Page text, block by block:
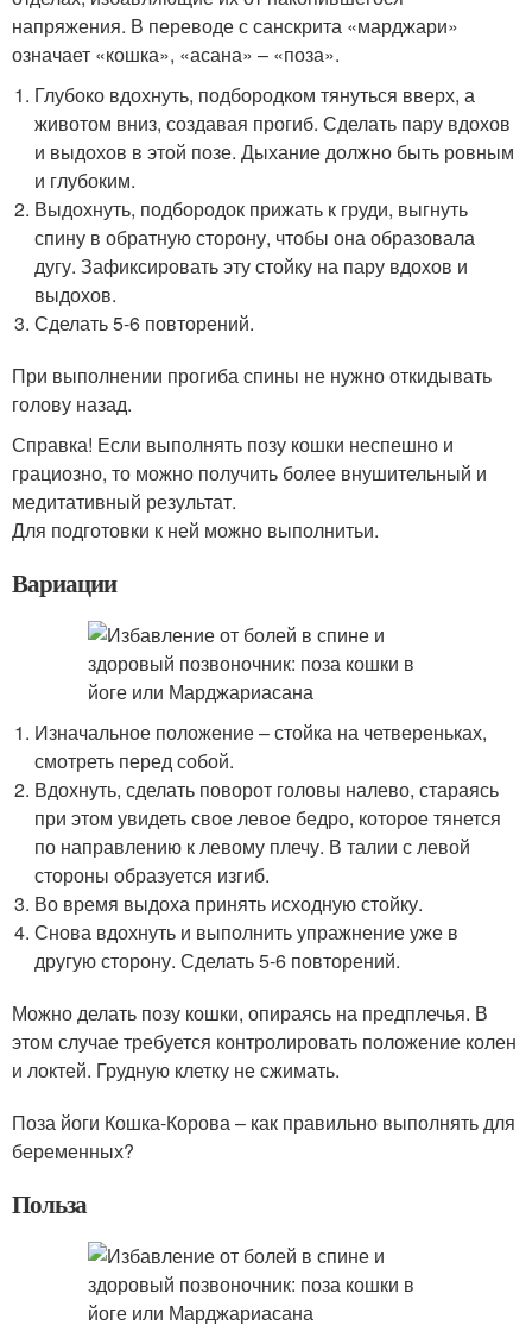
напряжения. В переводе с санскрита «марджари»
означает «кошка», «асана» – «поза».
Глубоко вдохнуть, подбородком тянуться вверх, а
животом вниз, создавая прогиб. Сделать пару вдохов
и выдохов в этой позе. Дыхание должно быть ровным
и глубоким.
Выдохнуть, подбородок прижать к груди, выгнуть
спину в обратную сторону, чтобы она образовала
дугу. Зафиксировать эту стойку на пару вдохов и
выдохов.
Сделать 5-6 повторений.
При выполнении прогиба спины не нужно откидывать
голову назад.
Справка! Если выполнять позу кошки неспешно и
грациозно, то можно получить более внушительный и
медитативный результат.
Для подготовки к ней можно выполнитьи.
Вариации
Изначальное положение – стойка на четвереньках,
смотреть перед собой.
Вдохнуть, сделать поворот головы налево, стараясь
при этом увидеть свое левое бедро, которое тянется
по направлению к левому плечу. В талии с левой
стороны образуется изгиб.
Во время выдоха принять исходную стойку.
Снова вдохнуть и выполнить упражнение уже в
другую сторону. Сделать 5-6 повторений.
Можно делать позу кошки, опираясь на предплечья. В
этом случае требуется контролировать положение колен
и локтей. Грудную клетку не сжимать.
Поза йоги Кошка-Корова – как правильно выполнять для
беременных?
Польза